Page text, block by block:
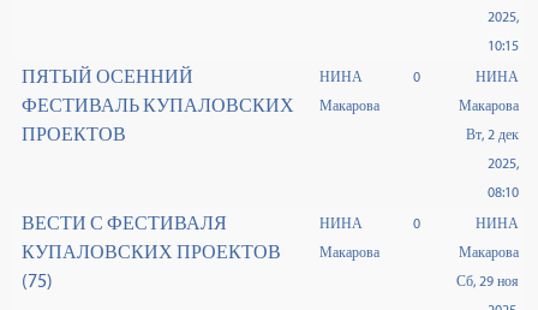
2025,
10:15
ПЯТЫЙ ОСЕННИЙ
ФЕСТИВАЛЬ КУПАЛОВСКИХ
ПРОЕКТОВ
НИНА
Макарова
0
НИНА
Макарова
Вт, 2 дек
2025,
08:10
ВЕСТИ С ФЕСТИВАЛЯ
КУПАЛОВСКИХ ПРОЕКТОВ
(75)
НИНА
Макарова
0
НИНА
Макарова
Сб, 29 ноя